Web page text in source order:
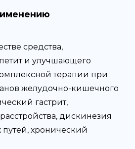
средства,
и улучшающего
терапии при
желудочно-кишечного
гастрит,
дискинезия
хронический